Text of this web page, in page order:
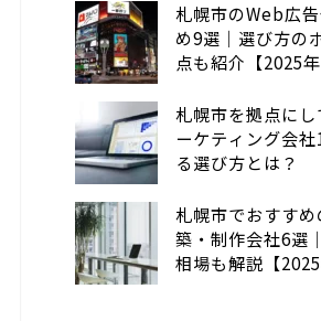
札幌市のWeb広
め9選｜選び方の
点も紹介【2025年
札幌市を拠点に
ーケティング会
る選び方とは？
札幌市でおすす
築・制作会社6選
相場も解説【2025